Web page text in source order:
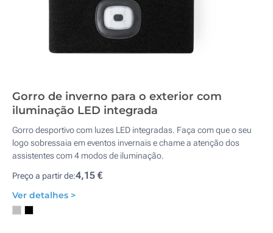
Gorro de inverno para o exterior com
iluminação LED integrada
Gorro desportivo com luzes LED integradas. Faça com que o seu
logo sobressaia em eventos invernais e chame a atenção dos
assistentes com 4 modos de iluminação.
Preço a partir de:4,15 €
Ver detalhes >